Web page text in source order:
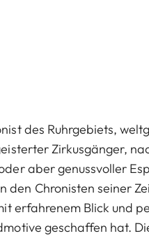
des Ruhrgebiets,
Zirkusgänger,
aber genussvoller
den Chronisten seiner
erfahrenem Blick und
geschaffen hat.